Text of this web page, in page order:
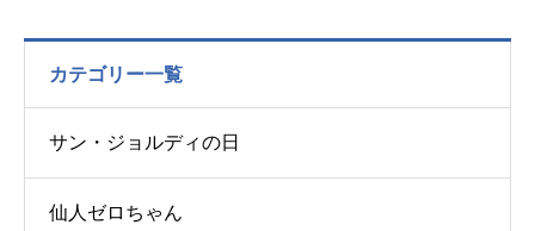
カテゴリー一覧
サン・ジョルディの日
仙人ゼロちゃん